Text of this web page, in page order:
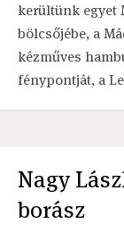
kerültünk egyet
bölcsőjébe, a
kézműves
fénypontját, a
Nagy
borász